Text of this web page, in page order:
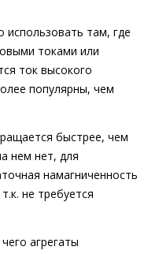
там, где
токами или
ток высокого
популярны, чем
быстрее, чем
нем нет, для
намагниченность
не требуется
агрегаты